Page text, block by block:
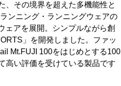
、その境界を超えた多機能性と
ンニング・ランニングウェアの
ェアを展開。シンプルながら創
」を開発しました。ファッ
Mt.FUJI 100をはじめとする100
高い評価を受けている製品です